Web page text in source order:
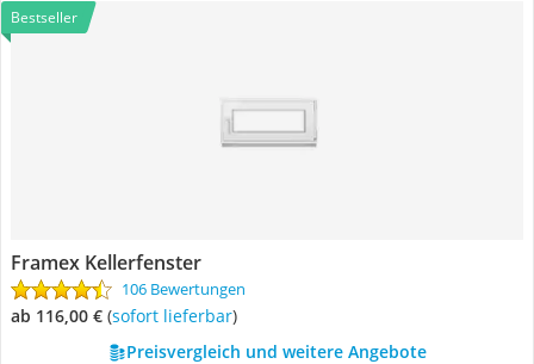
Bestseller
Framex Kellerfenster
106 Bewertungen
ab 116,00 € ( Sofort lieferbar)
Preisvergleich und weitere Angebote